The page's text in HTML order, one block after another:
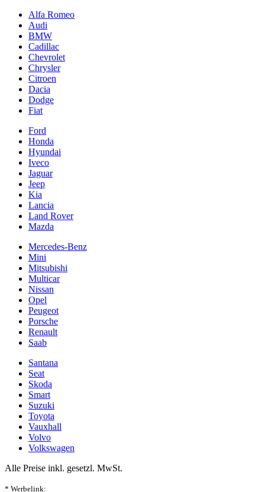
Alfa Romeo
Audi
BMW
Cadillac
Chevrolet
Chrysler
Citroen
Dacia
Dodge
Fiat
Ford
Honda
Hyundai
Iveco
Jaguar
Jeep
Kia
Lancia
Land Rover
Mazda
Mercedes-Benz
Mini
Mitsubishi
Multicar
Nissan
Opel
Peugeot
Porsche
Renault
Saab
Santana
Seat
Skoda
Smart
Suzuki
Toyota
Vauxhall
Volvo
Volkswagen
Alle Preise inkl. gesetzl. MwSt.
* Werbelink: